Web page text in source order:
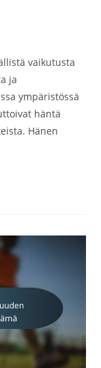
vaikutusta
ja
ympäristössä
häntä
Hänen